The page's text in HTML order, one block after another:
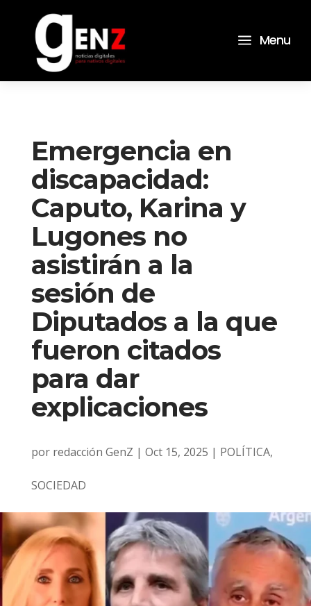
a Menu
Emergencia en
discapacidad:
Caputo, Karina y
Lugones no
asistirán a la
sesión de
Diputados a la que
fueron citados
para dar
explicaciones
por redacción GenZ | Oct 15, 2025 | POLÍTICA,
SOCIEDAD